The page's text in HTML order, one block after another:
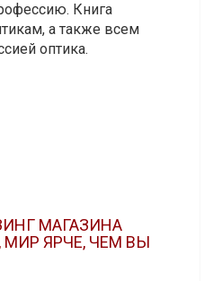
Книга
а также всем
оптика.
МАГАЗИНА
ЯРЧЕ, ЧЕМ ВЫ